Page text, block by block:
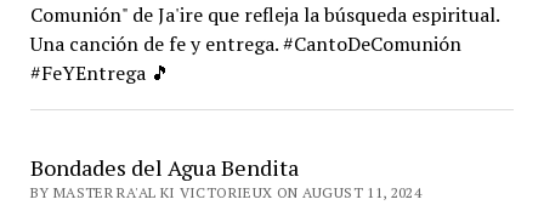
Comunión" de Ja'ire que refleja la búsqueda espiritual.
Una canción de fe y entrega. #CantoDeComunión
#FeYEntrega 🎵
Bondades del Agua Bendita
BY MASTER RA'AL KI VICTORIEUX ON AUGUST 11, 2024